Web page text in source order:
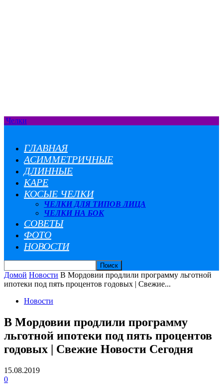
Челки
ГЛАВНАЯ
АСИММЕТРИЧНЫЕ
ДЛИННЫЕ
КАРЕ
КОСЫЕ ЧЕЛКИ
ЧЕЛКИ ДЛЯ ТИПОВ ЛИЦА
ЧЕЛКИ НА БОК
СОВЕТЫ
ФОТО
НОВОСТИ
Домой Новости В Мордовии продлили программу льготной
ипотеки под пять процентов годовых | Свежие...
Новости
В Мордовии продлили программу
льготной ипотеки под пять процентов
годовых | Свежие Новости Сегодня
15.08.2019
0